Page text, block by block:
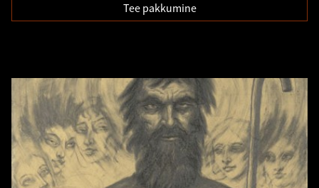
Tee pakkumine